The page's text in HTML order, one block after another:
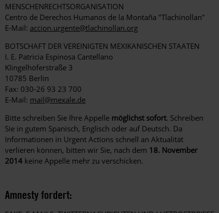
MENSCHENRECHTSORGANISATION
Centro de Derechos Humanos de la Montaña "Tlachinollan"
E-Mail: accion.urgente@tlachinollan.org
BOTSCHAFT DER VEREINIGTEN MEXIKANISCHEN STAATEN
I. E. Patricia Espinosa Cantellano
Klingelhöferstraße 3
10785 Berlin
Fax: 030-26 93 23 700
E-Mail: mail@mexale.de
Bitte schreiben Sie Ihre Appelle möglichst sofort. Schreiben
Sie in gutem Spanisch, Englisch oder auf Deutsch. Da
Informationen in Urgent Actions schnell an Aktualität
verlieren können, bitten wir Sie, nach dem 18. November
2014 keine Appelle mehr zu verschicken.
Amnesty fordert: